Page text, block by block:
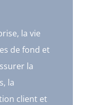
la vie
de fond et
la
la
client et